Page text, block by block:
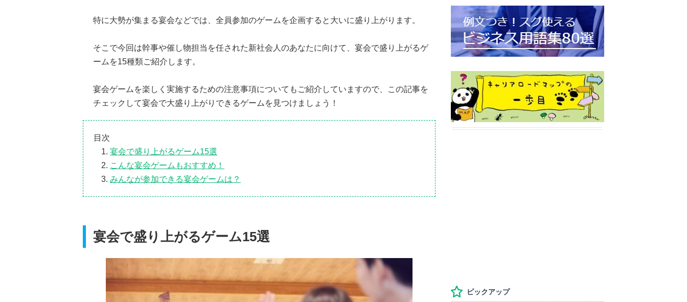
特に大勢が集まる宴会などでは、全員参加のゲームを企画すると大いに盛り上がります。
そこで今回は幹事や催し物担当を任された新社会人のあなたに向けて、宴会で盛り上がるゲ
ームを15種類ご紹介します。
宴会ゲームを楽しく実施するための注意事項についてもご紹介していますので、この記事を
チェックして宴会で大盛り上がりできるゲームを見つけましょう！
目次
宴会で盛り上がるゲーム15選
こんな宴会ゲームもおすすめ！
みんなが参加できる宴会ゲームは？
宴会で盛り上がるゲーム15選
ピックアップ